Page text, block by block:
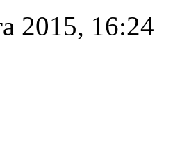
2015, 16:24